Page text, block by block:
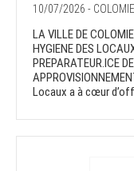
10/07/2026 -
LA VILLE DE
HYGIENE DES
PREPARATEUR.ICE
Locaux a à cœur